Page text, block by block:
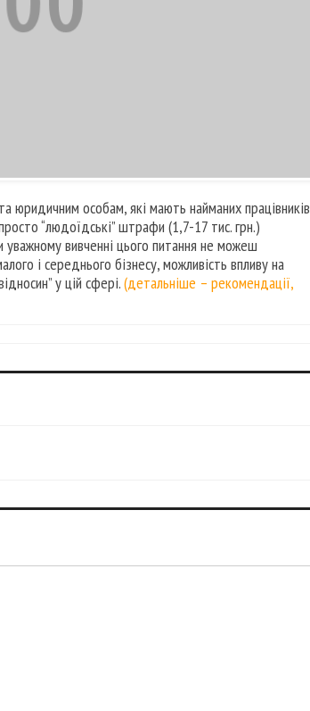
особам, які мають найманих працівників
“людоїдські” штрафи (1,7-17 тис. грн.)
вивченні цього питання не можеш
і середнього бізнесу, можливість впливу на
у цій сфері.(детальніше – рекомендації,